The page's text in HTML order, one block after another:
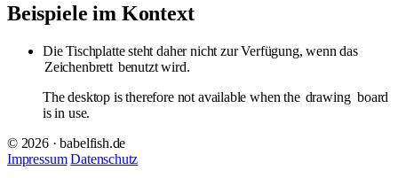
Beispiele im Kontext
Die Tischplatte steht daher nicht zur Verfügung, wenn das
Zeichenbrett benutzt wird.
The desktop is therefore not available when the drawing board
is in use.
© 2026 · babelfish.de
Impressum Datenschutz